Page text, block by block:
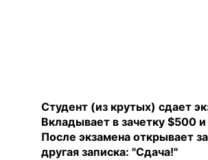
Студент (из крутых) сдает
Вкладывает в зачетку $500
После экзамена открывает
другая записка: "Сдача!"